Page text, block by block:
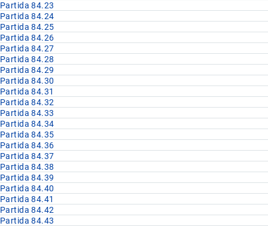
Partida 84.23
Partida 84.24
Partida 84.25
Partida 84.26
Partida 84.27
Partida 84.28
Partida 84.29
Partida 84.30
Partida 84.31
Partida 84.32
Partida 84.33
Partida 84.34
Partida 84.35
Partida 84.36
Partida 84.37
Partida 84.38
Partida 84.39
Partida 84.40
Partida 84.41
Partida 84.42
Partida 84.43